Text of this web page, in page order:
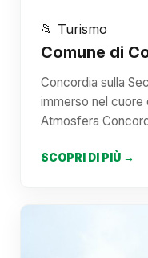
📂 Turismo
Comune di
Concordia sulla
immerso nel cuore
Atmosfera
SCOPRI DI PIÙ →